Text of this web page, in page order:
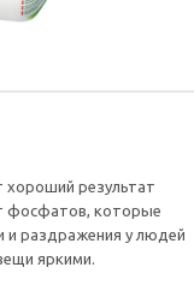
результат
фосфатов, которые
и раздражения у людей
яркими.